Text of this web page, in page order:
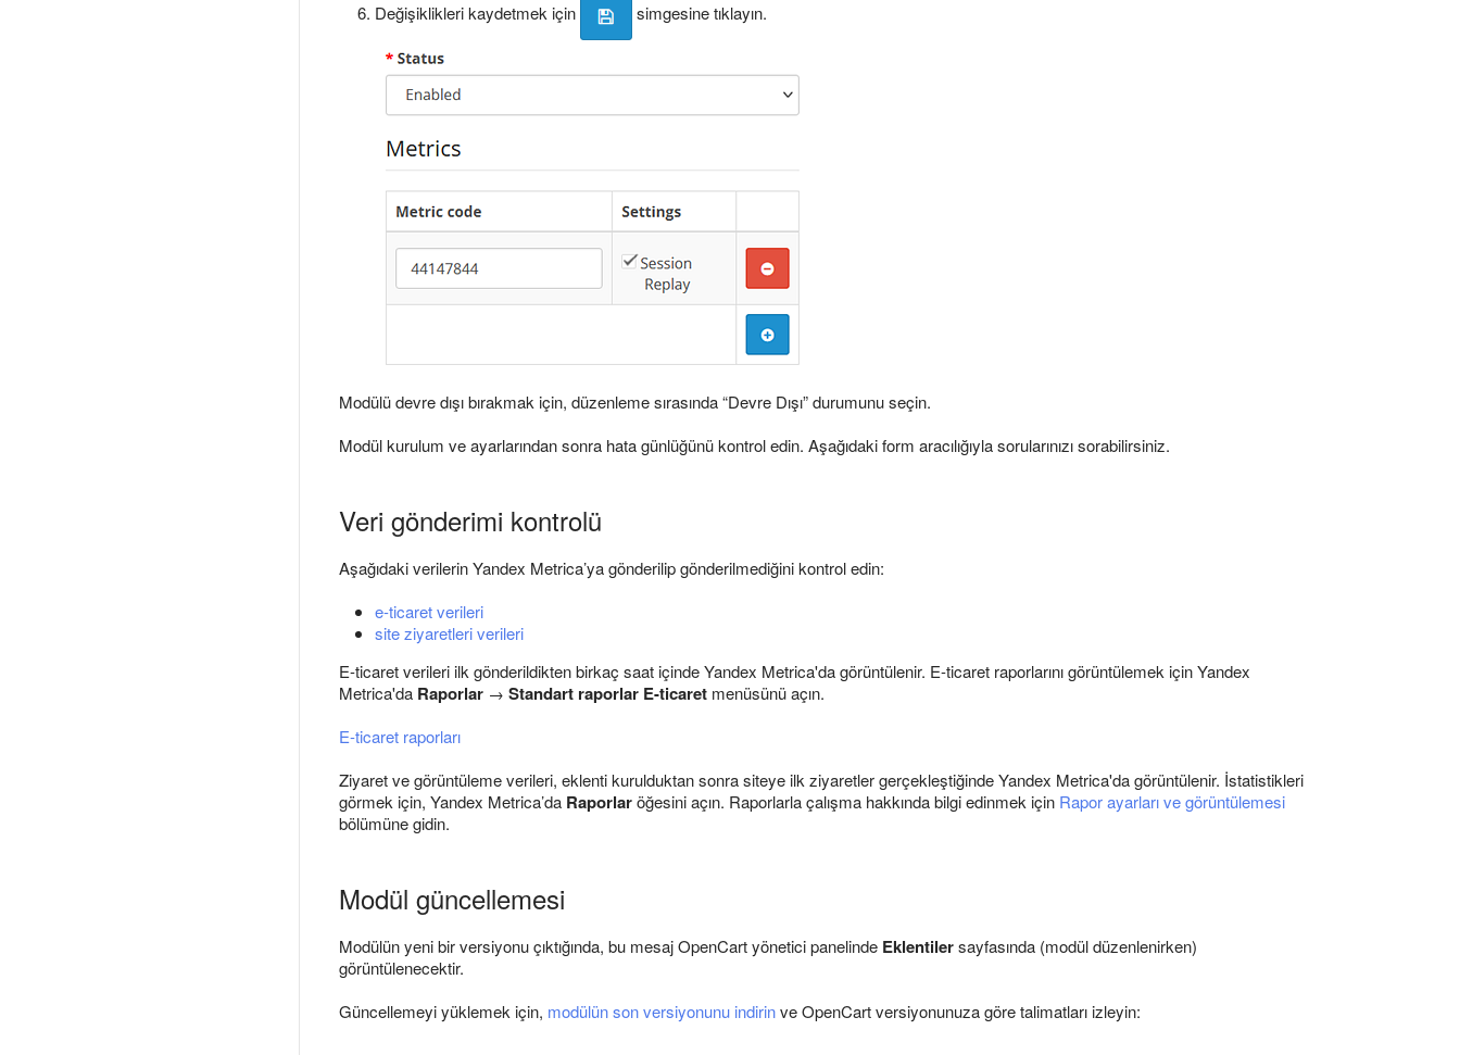
Değişiklikleri kaydetmek için
simgesine tıklayın.
Modülü devre dışı bırakmak için, düzenleme sırasında “Devre Dışı” durumunu seçin.
Modül kurulum ve ayarlarından sonra hata günlüğünü kontrol edin. Aşağıdaki form aracılığıyla sorularınızı sorabilirsiniz.
Veri gönderimi kontrolü
Aşağıdaki verilerin Yandex Metrica’ya gönderilip gönderilmediğini kontrol edin:
e-ticaret verileri
site ziyaretleri verileri
E-ticaret verileri ilk gönderildikten birkaç saat içinde Yandex Metrica'da görüntülenir. E-ticaret raporlarını görüntülemek için Yandex
Metrica'da Raporlar → Standart raporlar E-ticaret menüsünü açın.
E-ticaret raporları
Ziyaret ve görüntüleme verileri, eklenti kurulduktan sonra siteye ilk ziyaretler gerçekleştiğinde Yandex Metrica'da görüntülenir. İstatistikleri
görmek için, Yandex Metrica’da Raporlaröğesini açın. Raporlarla çalışma hakkında bilgi edinmek için Rapor ayarları ve görüntülemesi
bölümüne gidin.
Modül güncellemesi
Modülün yeni bir versiyonu çıktığında, bu mesaj OpenCart yönetici panelinde Eklentilersayfasında (modül düzenlenirken)
görüntülenecektir.
Güncellemeyi yüklemek için, modülün son versiyonunu indirinve OpenCart versiyonunuza göre talimatları izleyin: